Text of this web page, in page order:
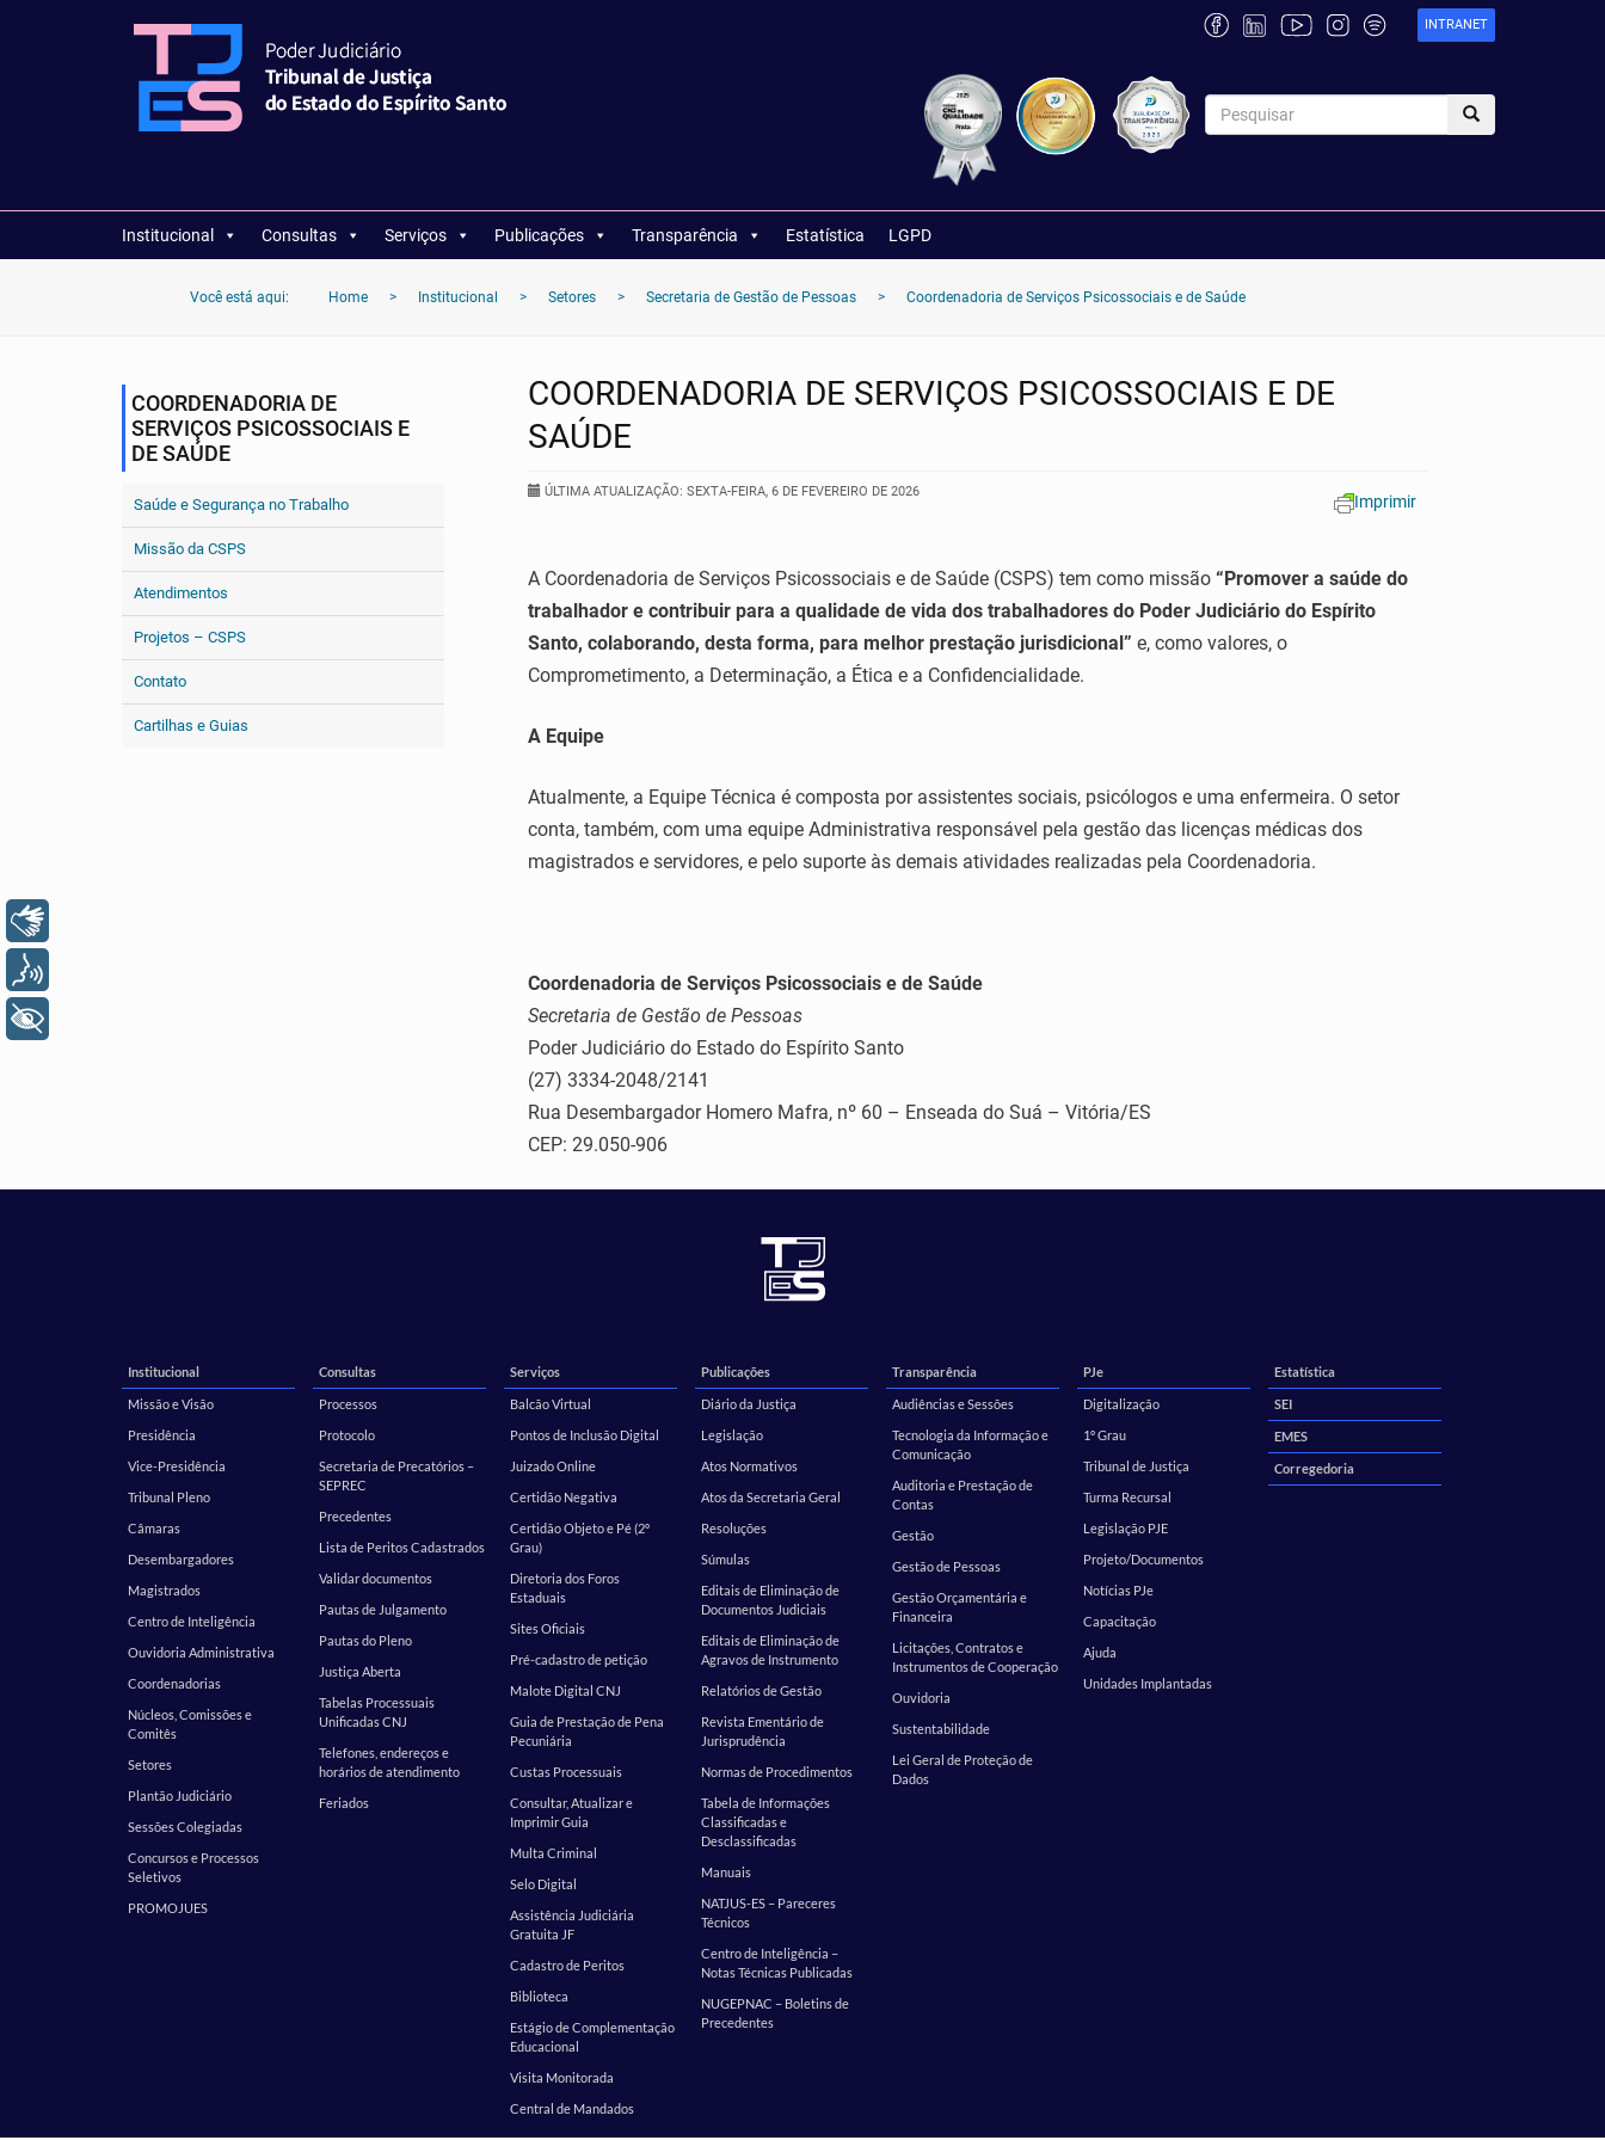
INTRANET
Institucional Consultas Serviços Publicações Transparência Estatística LGPD
Você está aqui: Home > Institucional > Setores > Secretaria de Gestão de Pessoas > Coordenadoria de Serviços Psicossociais e de Saúde
COORDENADORIA DE
SERVIÇOS PSICOSSOCIAIS E
DE SAÚDE
Saúde e Segurança no Trabalho
Missão da CSPS
Atendimentos
Projetos – CSPS
Contato
Cartilhas e Guias
COORDENADORIA DE SERVIÇOS PSICOSSOCIAIS E DE
SAÚDE
Imprimir
ÚLTIMA ATUALIZAÇÃO: SEXTA-FEIRA, 6 DE FEVEREIRO DE 2026
A Coordenadoria de Serviços Psicossociais e de Saúde (CSPS) tem como missão“Promover a saúde do
trabalhador e contribuir para a qualidade de vida dos trabalhadores do Poder Judiciário do Espírito
Santo, colaborando, desta forma, para melhor prestação jurisdicional”e, como valores, o
Comprometimento, a Determinação, a Ética e a Confidencialidade.
A Equipe
Atualmente, a Equipe Técnica é composta por assistentes sociais, psicólogos e uma enfermeira. O setor
conta, também, com uma equipe Administrativa responsável pela gestão das licenças médicas dos
magistrados e servidores, e pelo suporte às demais atividades realizadas pela Coordenadoria.
Coordenadoria de Serviços Psicossociais e de Saúde
Secretaria de Gestão de Pessoas
Poder Judiciário do Estado do Espírito Santo
(27) 3334-2048/2141
Rua Desembargador Homero Mafra, nº 60 – Enseada do Suá – Vitória/ES
CEP: 29.050-906
Institucional
Missão e Visão
Presidência
Vice-Presidência
Tribunal Pleno
Câmaras
Desembargadores
Magistrados
Centro de Inteligência
Ouvidoria Administrativa
Coordenadorias
Núcleos, Comissões e
Comitês
Setores
Plantão Judiciário
Sessões Colegiadas
Concursos e Processos
Seletivos
PROMOJUES
Consultas
Processos
Protocolo
Secretaria de Precatórios –
SEPREC
Precedentes
Lista de Peritos Cadastrados
Validar documentos
Pautas de Julgamento
Pautas do Pleno
Justiça Aberta
Tabelas Processuais
Unificadas CNJ
Telefones, endereços e
horários de atendimento
Feriados
Serviços
Balcão Virtual
Pontos de Inclusão Digital
Juizado Online
Certidão Negativa
Certidão Objeto e Pé (2º
Grau)
Diretoria dos Foros
Estaduais
Sites Oficiais
Pré-cadastro de petição
Malote Digital CNJ
Guia de Prestação de Pena
Pecuniária
Custas Processuais
Consultar, Atualizar e
Imprimir Guia
Multa Criminal
Selo Digital
Assistência Judiciária
Gratuita JF
Cadastro de Peritos
Biblioteca
Estágio de Complementação
Educacional
Visita Monitorada
Central de Mandados
Publicações
Diário da Justiça
Legislação
Atos Normativos
Atos da Secretaria Geral
Resoluções
Súmulas
Editais de Eliminação de
Documentos Judiciais
Editais de Eliminação de
Agravos de Instrumento
Relatórios de Gestão
Revista Ementário de
Jurisprudência
Normas de Procedimentos
Tabela de Informações
Classificadas e
Desclassificadas
Manuais
NATJUS-ES – Pareceres
Técnicos
Centro de Inteligência –
Notas Técnicas Publicadas
NUGEPNAC – Boletins de
Precedentes
Transparência
Audiências e Sessões
Tecnologia da Informação e
Comunicação
Auditoria e Prestação de
Contas
Gestão
Gestão de Pessoas
Gestão Orçamentária e
Financeira
Licitações, Contratos e
Instrumentos de Cooperação
Ouvidoria
Sustentabilidade
Lei Geral de Proteção de
Dados
PJe
Digitalização
1º Grau
Tribunal de Justiça
Turma Recursal
Legislação PJE
Projeto/Documentos
Notícias PJe
Capacitação
Ajuda
Unidades Implantadas
Estatística
SEI
EMES
Corregedoria